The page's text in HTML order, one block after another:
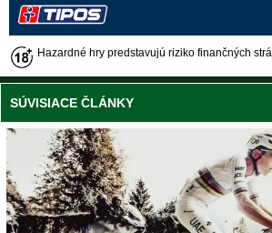
Hazardné hry predstavujú riziko finančných
SÚVISIACE ČLÁNKY